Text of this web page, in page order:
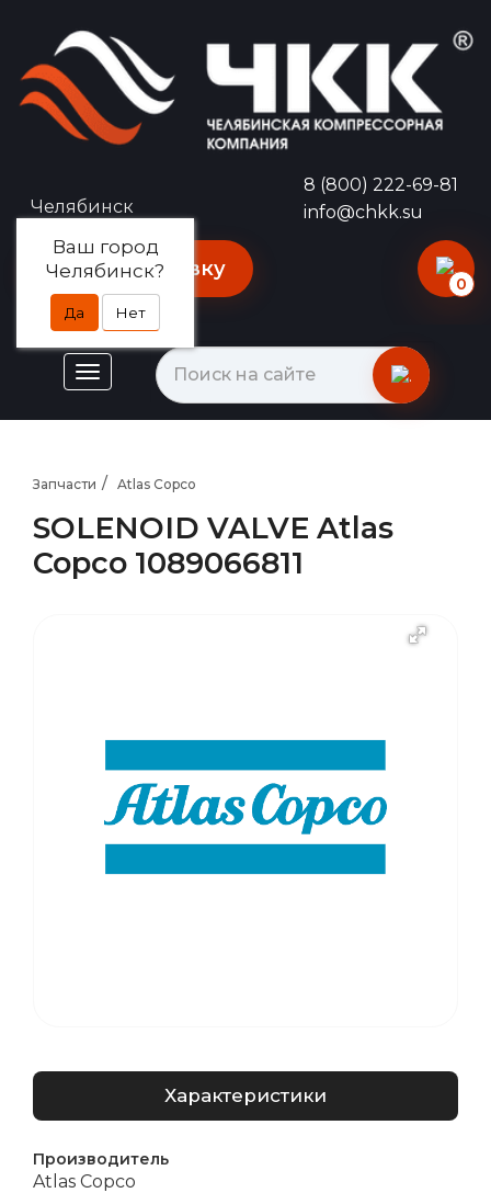
Челябинск
Ваш город
Челябинск?
Да Нет
8 (800) 222-69-81
info@chkk.su
Оставить заявку
0
Запчасти Atlas Copco
SOLENOID VALVE Atlas
Copco 1089066811
Характеристики
Производитель
Atlas Copco